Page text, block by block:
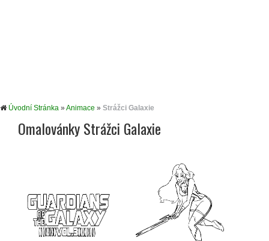
Úvodní Stránka »Animace » Strážci Galaxie
Omalovánky Strážci Galaxie